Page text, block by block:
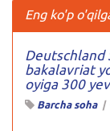
Eng ko'p
Deutschland
bakalavriat
oyiga 300
Barcha soha|